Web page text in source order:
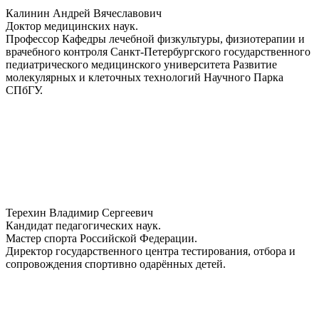
Калинин Андрей Вячеславович
Доктор медицинских наук.
Профессор Кафедры лечебной физкультуры, физиотерапии и
врачебного контроля Санкт-Петербургского государственного
педиатрического медицинского университета Развитие
молекулярных и клеточных технологий Научного Парка
СПбГУ.
Терехин Владимир Сергеевич
Кандидат педагогических наук.
Мастер спорта Российской Федерации.
Директор государственного центра тестирования, отбора и
сопровождения спортивно одарённых детей.